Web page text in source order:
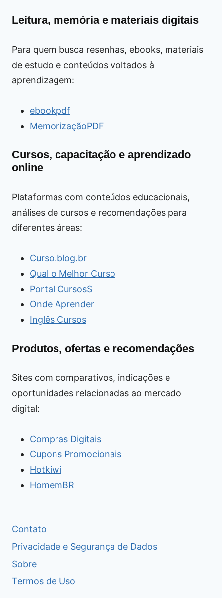
Leitura, memória e materiais digitais
Para quem busca resenhas, ebooks, materiais
de estudo e conteúdos voltados à
aprendizagem:
ebookpdf
MemorizaçãoPDF
Cursos, capacitação e aprendizado
online
Plataformas com conteúdos educacionais,
análises de cursos e recomendações para
diferentes áreas:
Curso.blog.br
Qual o Melhor Curso
Portal CursosS
Onde Aprender
Inglês Cursos
Produtos, ofertas e recomendações
Sites com comparativos, indicações e
oportunidades relacionadas ao mercado
digital:
Compras Digitais
Cupons Promocionais
Hotkiwi
HomemBR
Contato
Privacidade e Segurança de Dados
Sobre
Termos de Uso